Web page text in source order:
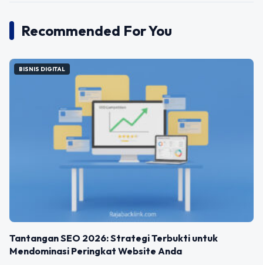
Recommended For You
BISNIS DIGITAL
Tantangan SEO 2026: Strategi Terbukti untuk
Mendominasi Peringkat Website Anda